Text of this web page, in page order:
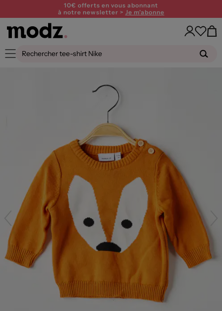
10€ offerts en vous abonnant
à notre newsletter > Je m'abonne